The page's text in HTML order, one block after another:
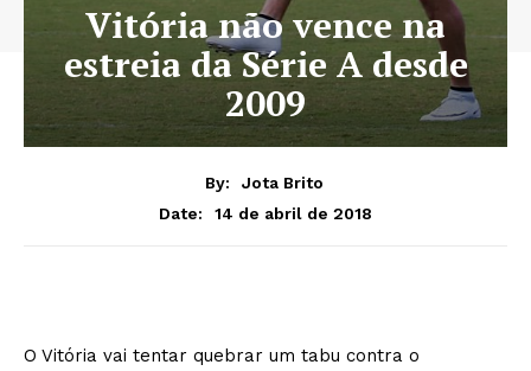
Vitória não vence na
estreia da Série A desde
2009
By:
Jota Brito
Date:
14 de abril de 2018
O Vitória vai tentar quebrar um tabu contra o